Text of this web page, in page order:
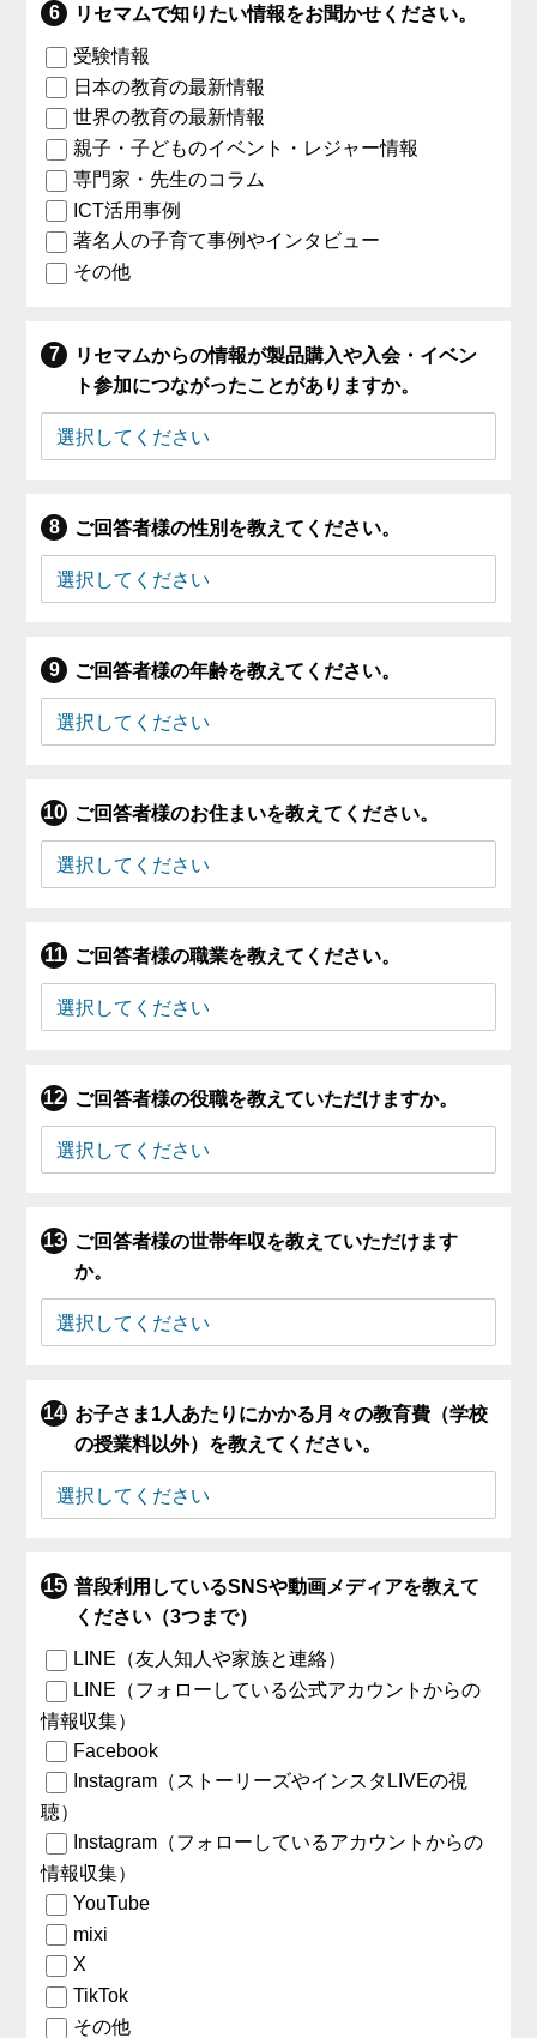
リセマムで知りたい情報をお聞かせください。
受験情報
日本の教育の最新情報
世界の教育の最新情報
親子・子どものイベント・レジャー情報
専門家・先生のコラム
ICT活用事例
著名人の子育て事例やインタビュー
その他
リセマムからの情報が製品購入や入会・イベン
ト参加につながったことがありますか。
ご回答者様の性別を教えてください。
ご回答者様の年齢を教えてください。
ご回答者様のお住まいを教えてください。
ご回答者様の職業を教えてください。
ご回答者様の役職を教えていただけますか。
ご回答者様の世帯年収を教えていただけます
か。
お子さま1人あたりにかかる月々の教育費（学校
の授業料以外）を教えてください。
普段利用しているSNSや動画メディアを教えて
ください（3つまで）
LINE（友人知人や家族と連絡）
LINE（フォローしている公式アカウントからの
情報収集）
Facebook
Instagram（ストーリーズやインスタLIVEの視
聴）
Instagram（フォローしているアカウントからの
情報収集）
YouTube
mixi
X
TikTok
その他